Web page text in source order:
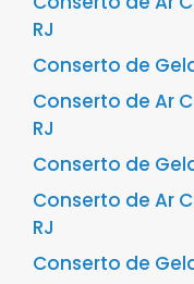
RJ
Conserto de
Conserto de Ar
RJ
Conserto de
Conserto de Ar
RJ
Conserto de